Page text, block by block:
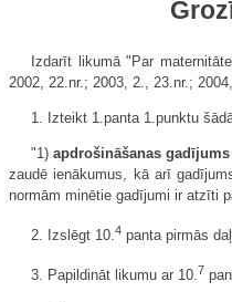
Izdarīt likumā "Par
2002, 22.nr.; 2003, 2., 23.nr.;
1. Izteikt 1.panta 1.punktu
"1)apdrošināšanas gadījums
zaudē ienākumus, kā arī
normām minētie gadījumi ir atzīti
2. Izslēgt 10.4 panta pirmās
3. Papildināt likumu ar 10.7